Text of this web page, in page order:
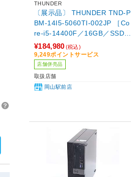
THUNDER
〔展示品〕 THUNDER TND-P
BM-14I5-5060TI-002JP ［Co
re-i5-14400F／16GB／SSD1
TB／GeForce RTX 5060Ti(8
GB)／Windows11 Home］
¥184,980 (税込)
9,249ポイントサービス
店舗併売品
取扱店舗
岡山駅前店